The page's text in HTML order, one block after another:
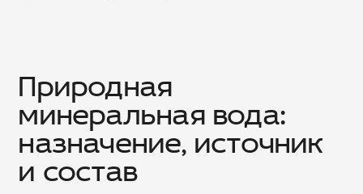
Природная
минеральная вода:
назначение, источник
и состав